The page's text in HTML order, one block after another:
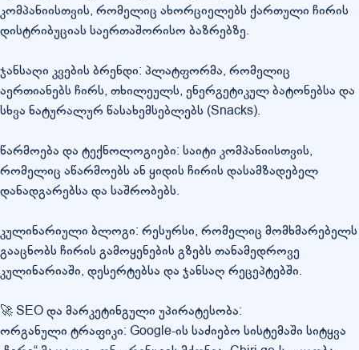
კომპანიისთვის, რომელიც ახორციელებს ქართული ჩირის
დისტრიბუციას საერთაშორისო ბაზრებზე.
ჯანსაღი კვების ბრენდი: პლატფორმა, რომელიც
აერთიანებს ჩირს, თხილეულს, ენერგეტიკულ ბატონებსა და
სხვა ნატურალურ წასახემსებლებს (Snacks).
წარმოება და ტექნოლოგიები: საიტი კომპანიისთვის,
რომელიც აწარმოებს ან ყიდის ჩირის დასამზადებელ
დანადგარებსა და საშრობებს.
კულინარიული ბლოგი: რესურსი, რომელიც მომხმარებელს
გააცნობს ჩირის გამოყენების გზებს თანამედროვე
კულინარიაში, დესერტებსა და ჯანსაღ რეცეპტებში.
🚀 SEO და მარკეტინგული უპირატესობა:
ორგანული ტრაფიკი: Google-ის საძიებო სისტემაში სიტყვა